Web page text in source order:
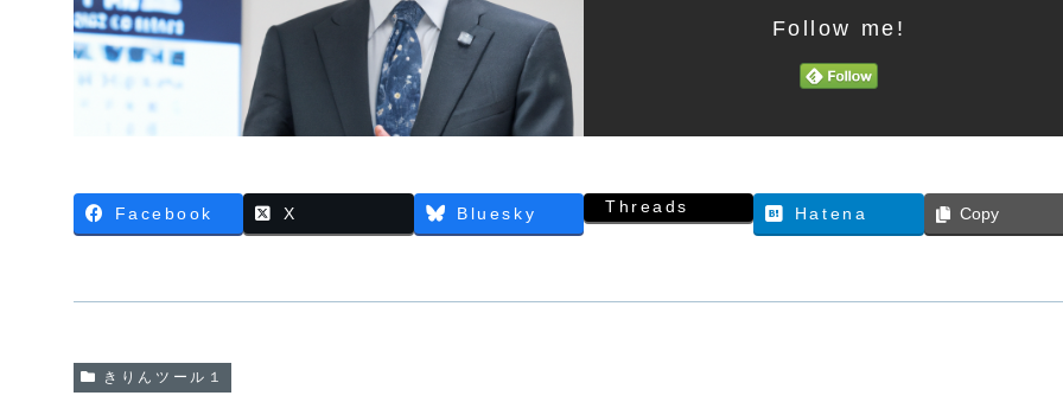
Follow me!
Facebook X Bluesky Threads Hatena Copy
きりんツール１